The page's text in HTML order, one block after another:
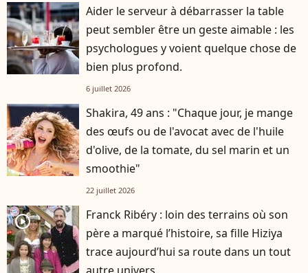
Aider le serveur à débarrasser la table
peut sembler être un geste aimable : les
psychologues y voient quelque chose de
bien plus profond.
6 juillet 2026
Shakira, 49 ans : "Chaque jour, je mange
des œufs ou de l'avocat avec de l'huile
d'olive, de la tomate, du sel marin et un
smoothie"
22 juillet 2026
player2
Franck Ribéry : loin des terrains où son
père a marqué l’histoire, sa fille Hiziya
trace aujourd’hui sa route dans un tout
autre univers